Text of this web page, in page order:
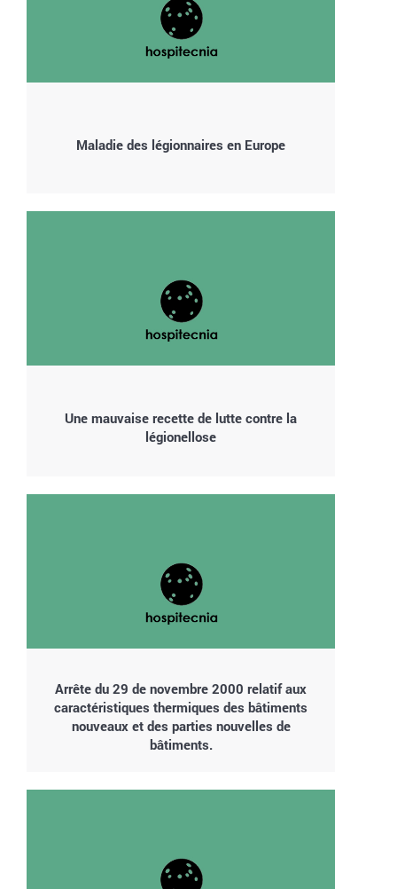
Maladie des légionnaires en Europe
Une mauvaise recette de lutte contre la
légionellose
Arrête du 29 de novembre 2000 relatif aux
caractéristiques thermiques des bâtiments
nouveaux et des parties nouvelles de
bâtiments.